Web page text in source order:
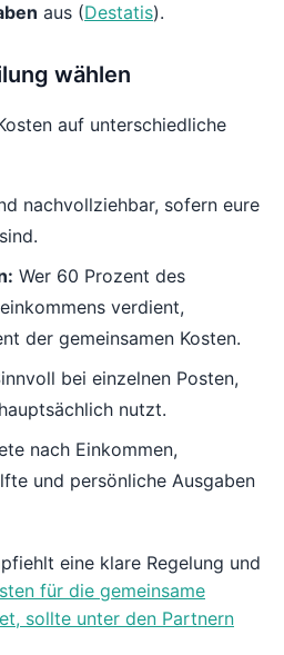
aus (Destatis).
wählen
auf unterschiedliche
nachvollziehbar, sofern eure
Wer 60 Prozent des
verdient,
der gemeinsamen Kosten.
bei einzelnen Posten,
nutzt.
nach Einkommen,
und persönliche Ausgaben
eine klare Regelung und
für die gemeinsame
sollte unter den Partnern